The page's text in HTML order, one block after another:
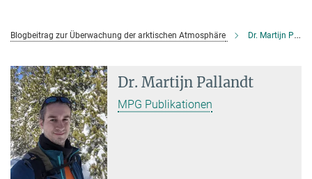
Blogbeitrag zur Überwachung der arktischen Atmosphäre Dr. Martijn Pallandt
Dr. Martijn Pallandt
MPG Publikationen